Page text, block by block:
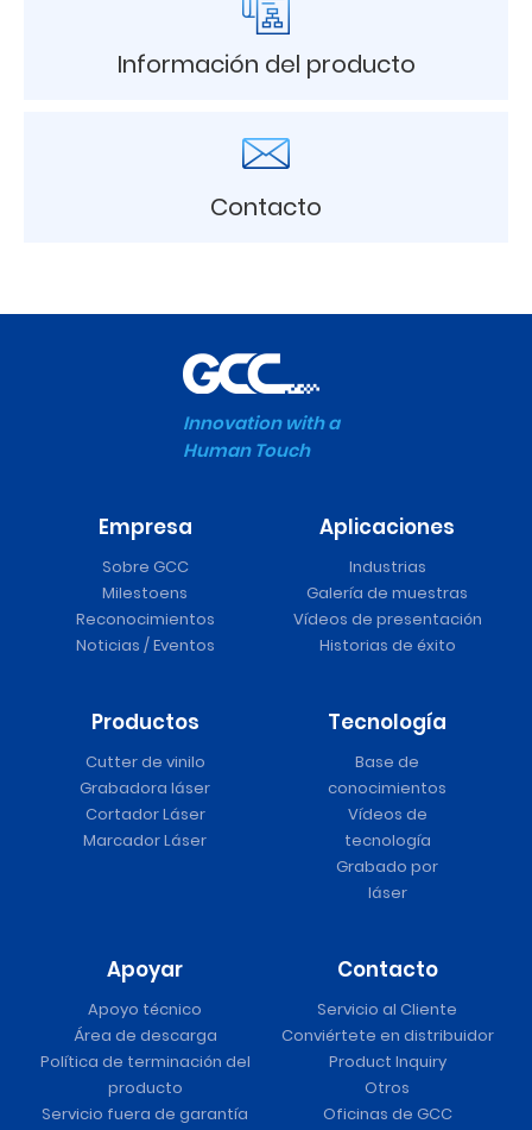
Información del producto
Contacto
Innovation with a
Human Touch
Empresa
Sobre GCC
Milestoens
Reconocimientos
Noticias / Eventos
Aplicaciones
Industrias
Galería de muestras
Vídeos de presentación
Historias de éxito
Productos
Cutter de vinilo
Grabadora láser
Cortador Láser
Marcador Láser
Tecnología
Base de
conocimientos
Vídeos de
tecnología
Grabado por
láser
Apoyar
Apoyo técnico
Área de descarga
Política de terminación del
producto
Servicio fuera de garantía
Contacto
Servicio al Cliente
Conviértete en distribuidor
Product Inquiry
Otros
Oficinas de GCC